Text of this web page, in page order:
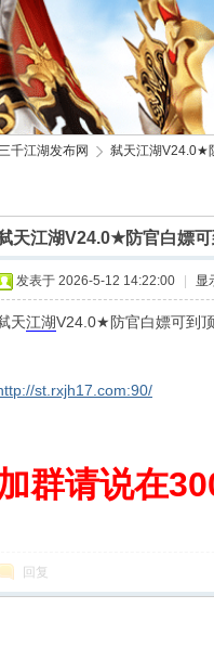
千江湖发布网
›
弑天江湖V24.0★
天江湖V24.0★防官白嫖
发表于 2026-5-12 14:22:00 显
天江湖V24.0★防官白嫖可到
st.rxjh17.com:90/
群请说在
回复